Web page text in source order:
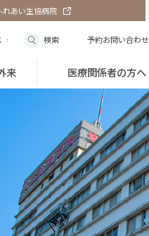
れあい生協病院
検索 予約お問い合わせ
来 医療関係者の方へ